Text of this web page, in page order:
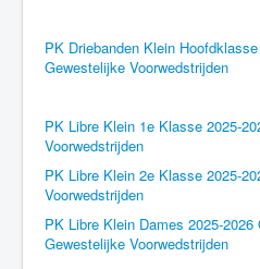
PK Driebanden Klein
Gewestelijke Voorwedstrijden
PK Libre Klein 1e Klasse 2025-
Voorwedstrijden
PK Libre Klein 2e Klasse 2025-
Voorwedstrijden
PK Libre Klein Dames 2025-
Gewestelijke Voorwedstrijden